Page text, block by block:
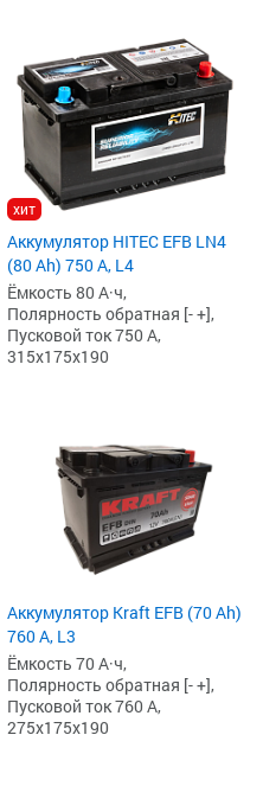
хит
Аккумулятор HITEC EFB LN4
(80 Ah) 750 А, L4
Ёмкость 80 А·ч,
Полярность обратная [- +],
Пусковой ток 750 А,
315x175x190
Аккумулятор Kraft EFB (70 Ah)
760 А, L3
Ёмкость 70 А·ч,
Полярность обратная [- +],
Пусковой ток 760 А,
275x175x190